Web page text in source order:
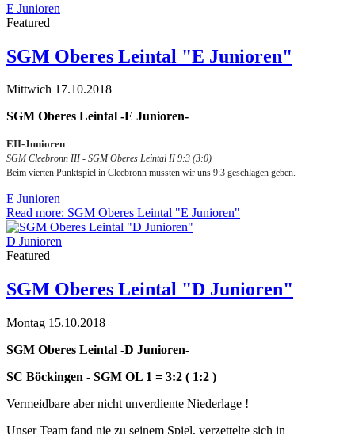
E Junioren
Featured
SGM Oberes Leintal "E Junioren"
Mittwich 17.10.2018
SGM Oberes Leintal -E Junioren-
EII-Junioren
SGM Cleebronn III - SGM Oberes Leintal II 9:3 (3:0)
Beim vierten Punktspiel in Cleebronn mussten wir uns 9:3 geschlagen geben.
E Junioren
Read more: SGM Oberes Leintal "E Junioren"
D Junioren
Featured
SGM Oberes Leintal "D Junioren"
Montag 15.10.2018
SGM Oberes Leintal -D Junioren-
SC Böckingen - SGM OL 1 = 3:2 ( 1:2 )
Vermeidbare aber nicht unverdiente Niederlage !
Unser Team fand nie zu seinem Spiel, verzettelte sich in